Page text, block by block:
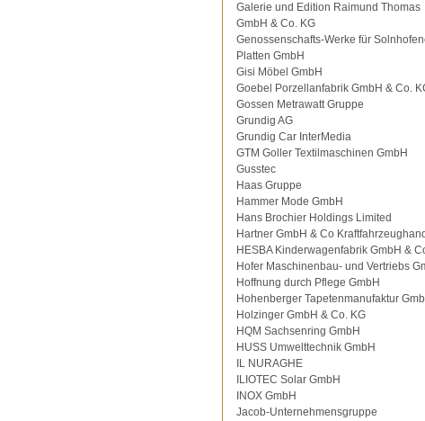
Galerie und Edition Raimund Thomas
GmbH & Co. KG
Genossenschafts-Werke für
Platten GmbH
Gisi Möbel GmbH
Goebel Porzellanfabrik GmbH & Co.
Gossen Metrawatt Gruppe
Grundig AG
Grundig Car InterMedia
GTM Goller Textilmaschinen GmbH
Gusstec
Haas Gruppe
Hammer Mode GmbH
Hans Brochier Holdings Limited
Hartner GmbH & Co
HESBA Kinderwagenfabrik GmbH &
Hofer Maschinenbau- und Vertriebs
Hoffnung durch Pflege GmbH
Hohenberger Tapetenmanufaktur
Holzinger GmbH & Co. KG
HQM Sachsenring GmbH
HUSS Umwelttechnik GmbH
IL NURAGHE
ILIOTEC Solar GmbH
INOX GmbH
Jacob-Unternehmensgruppe